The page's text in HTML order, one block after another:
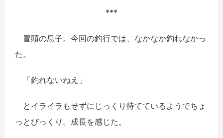
***
冒頭の息子。今回の釣行では、なかなか釣れなかっ
た。
「釣れないねえ」
とイライラもせずにじっくり待てているようでちょ
っとびっくり。成長を感じた。